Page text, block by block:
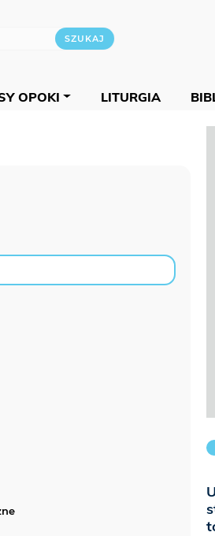
OPOKI LITURGIA